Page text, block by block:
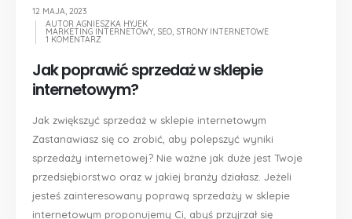
12 MAJA, 2023
AUTOR AGNIESZKA HYJEK
MARKETING INTERNETOWY, SEO, STRONY INTERNETOWE
1 KOMENTARZ
Jak poprawić sprzedaż w sklepie
internetowym?
Jak zwiększyć sprzedaż w sklepie internetowym
Zastanawiasz się co zrobić, aby polepszyć wyniki
sprzedaży internetowej? Nie ważne jak duże jest Twoje
przedsiębiorstwo oraz w jakiej branży działasz. Jeżeli
jesteś zainteresowany poprawą sprzedaży w sklepie
internetowym proponujemy Ci, abyś przyjrzał się